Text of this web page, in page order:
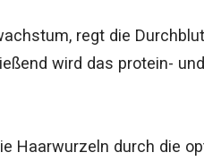
regt die
wird das protein-
Haarwurzeln durch die